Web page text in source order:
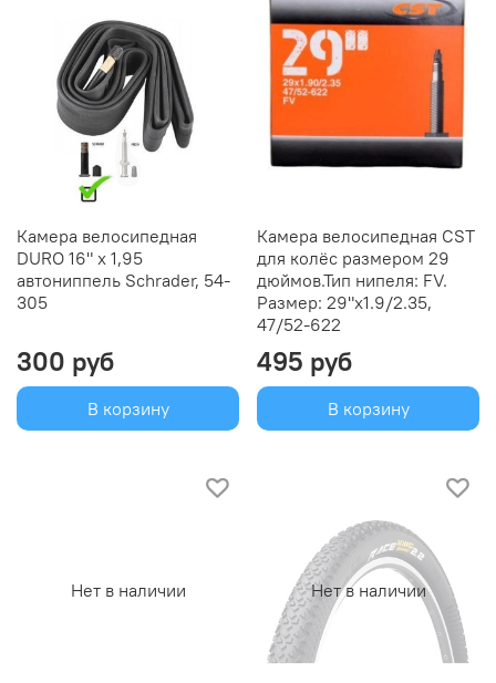
Камера велосипедная
DURO 16" х 1,95
автониппель Schrader, 54-
305
300 руб
В корзину
Камера велосипедная CST
для колёс размером 29
дюймов.Тип нипеля: FV.
Размер: 29"x1.9/2.35,
47/52-622
495 руб
В корзину
Нет в наличии Нет в наличии